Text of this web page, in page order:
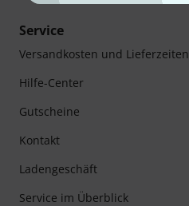
Service
Versandkosten und Lieferzeiten
Hilfe-Center
Gutscheine
Kontakt
Ladengeschäft
Service im Überblick